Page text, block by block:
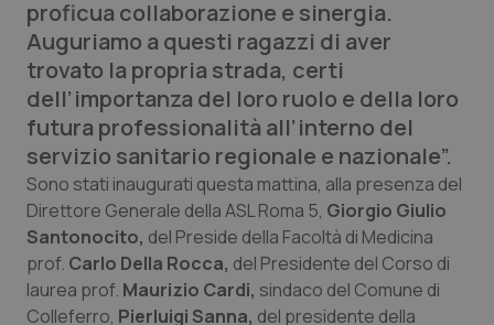
Abruzzo
Basilicata
Calabria
Campania
Emilia-Romagna
QS Pro Gold
Artrite & artrosi
Asma & BPCO
Car-T
Colesterolo & coronaropatie
QS Club Newsletter
proficua collaborazione e sinergia.
Auguriamo a questi ragazzi di aver
trovato la propria strada, certi
dell’importanza del loro ruolo e della loro
futura professionalità all’interno del
servizio sanitario regionale e nazionale”.
Sono stati inaugurati questa mattina, alla presenza del
Direttore Generale della ASL Roma 5, Giorgio Giulio
Santonocito, del Preside della Facoltà di Medicina
prof. Carlo Della Rocca, del Presidente del Corso di
laurea prof. Maurizio Cardi, sindaco del Comune di
Colleferro, Pierluigi Sanna, del presidente della